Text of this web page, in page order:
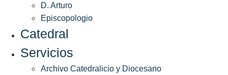
D. Arturo
Episcopologio
Catedral
Servicios
Archivo Catedralicio y Diocesano